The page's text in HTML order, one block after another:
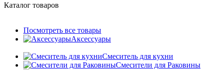
Каталог товаров
Посмотреть все товары
Аксессуары
Смеситель для кухни
Смесители для Раковины